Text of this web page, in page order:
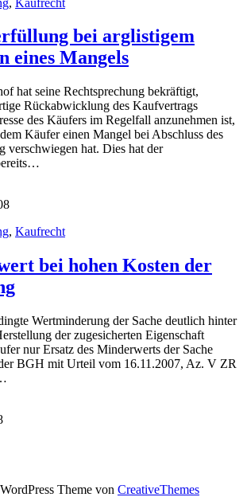
bei arglistigem
eines Mangels
hat seine Rechtsprechung bekräftigt,
Rückabwicklung des Kaufvertrags
des Käufers im Regelfall anzunehmen ist,
Käufer einen Mangel bei Abschluss des
verschwiegen hat. Dies hat der
, Kaufrecht
bei hohen Kosten der
Wertminderung der Sache deutlich hinter
der zugesicherten Eigenschaft
nur Ersatz des Minderwerts der Sache
BGH mit Urteil vom 16.11.2007, Az. V ZR
Theme von CreativeThemes